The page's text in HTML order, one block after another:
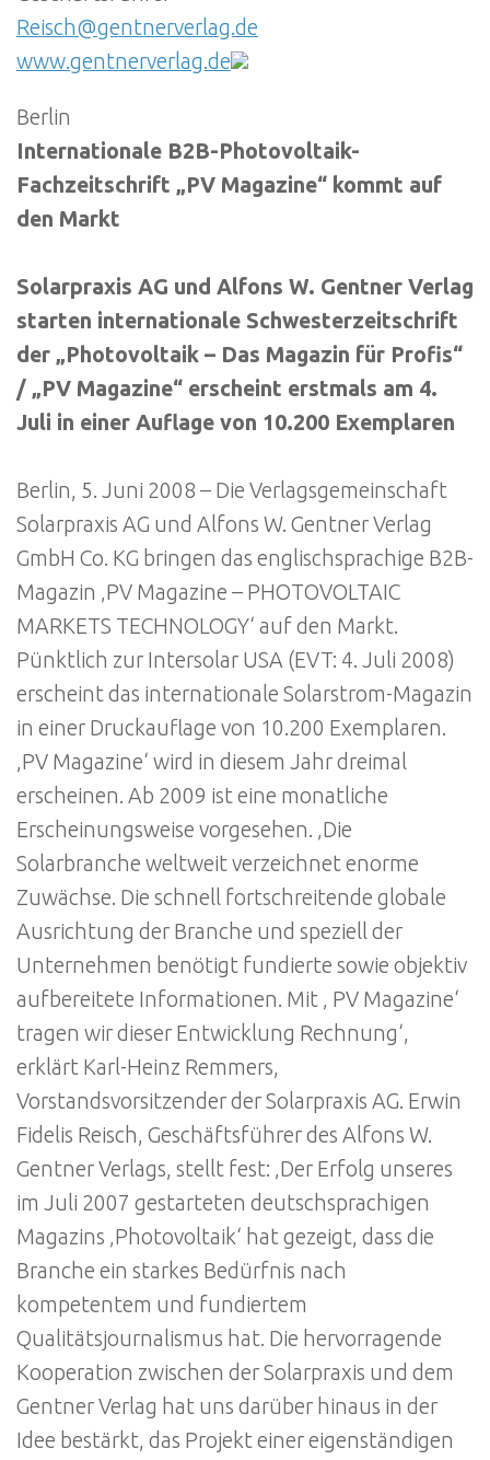
Reisch@gentnerverlag.de
www.gentnerverlag.de
Berlin
Internationale B2B-Photovoltaik-
Fachzeitschrift „PV Magazine“ kommt auf
den Markt
Solarpraxis AG und Alfons W. Gentner Verlag
starten internationale Schwesterzeitschrift
der „Photovoltaik – Das Magazin für Profis“
/ „PV Magazine“ erscheint erstmals am 4.
Juli in einer Auflage von 10.200 Exemplaren
Berlin, 5. Juni 2008 – Die Verlagsgemeinschaft
Solarpraxis AG und Alfons W. Gentner Verlag
GmbH Co. KG bringen das englischsprachige B2B-
Magazin ‚PV Magazine – PHOTOVOLTAIC
MARKETS TECHNOLOGY‘ auf den Markt.
Pünktlich zur Intersolar USA (EVT: 4. Juli 2008)
erscheint das internationale Solarstrom-Magazin
in einer Druckauflage von 10.200 Exemplaren.
‚PV Magazine‘ wird in diesem Jahr dreimal
erscheinen. Ab 2009 ist eine monatliche
Erscheinungsweise vorgesehen. ‚Die
Solarbranche weltweit verzeichnet enorme
Zuwächse. Die schnell fortschreitende globale
Ausrichtung der Branche und speziell der
Unternehmen benötigt fundierte sowie objektiv
aufbereitete Informationen. Mit ‚ PV Magazine‘
tragen wir dieser Entwicklung Rechnung‘,
erklärt Karl-Heinz Remmers,
Vorstandsvorsitzender der Solarpraxis AG. Erwin
Fidelis Reisch, Geschäftsführer des Alfons W.
Gentner Verlags, stellt fest: ‚Der Erfolg unseres
im Juli 2007 gestarteten deutschsprachigen
Magazins ‚Photovoltaik‘ hat gezeigt, dass die
Branche ein starkes Bedürfnis nach
kompetentem und fundiertem
Qualitätsjournalismus hat. Die hervorragende
Kooperation zwischen der Solarpraxis und dem
Gentner Verlag hat uns darüber hinaus in der
Idee bestärkt, das Projekt einer eigenständigen